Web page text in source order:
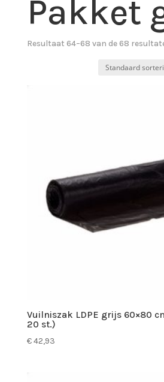
Pakket
Resultaat 64–68 van de 68
Vuilniszak LDPE grijs 60×80
20 st.)
€42,93